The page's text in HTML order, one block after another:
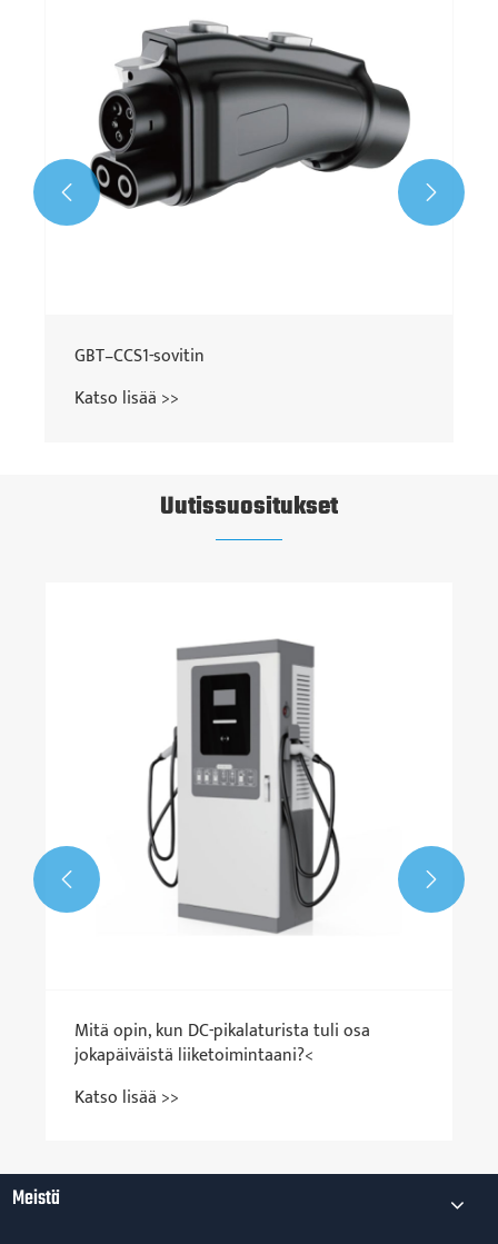
GBT–CCS1-sovitin
Katso lisää >>
 
Uutissuositukset
Mitä opin, kun DC-pikalaturista tuli osa
jokapäiväistä liiketoimintaani?<
Katso lisää >>
 
Meistä